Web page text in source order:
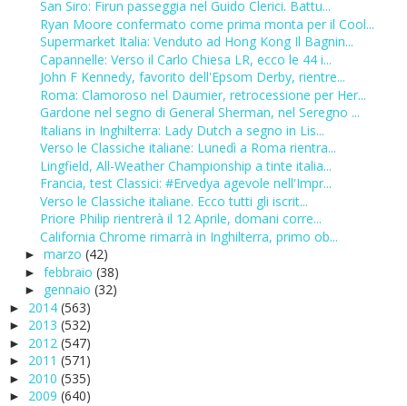
San Siro: Firun passeggia nel Guido Clerici. Battu...
Ryan Moore confermato come prima monta per il Cool...
Supermarket Italia: Venduto ad Hong Kong Il Bagnin...
Capannelle: Verso il Carlo Chiesa LR, ecco le 44 i...
John F Kennedy, favorito dell'Epsom Derby, rientre...
Roma: Clamoroso nel Daumier, retrocessione per Her...
Gardone nel segno di General Sherman, nel Seregno ...
Italians in Inghilterra: Lady Dutch a segno in Lis...
Verso le Classiche italiane: Lunedì a Roma rientra...
Lingfield, All-Weather Championship a tinte italia...
Francia, test Classici: #Ervedya agevole nell'Impr...
Verso le Classiche italiane. Ecco tutti gli iscrit...
Priore Philip rientrerà il 12 Aprile, domani corre...
California Chrome rimarrà in Inghilterra, primo ob...
► marzo (42)
► febbraio (38)
► gennaio (32)
► 2014 (563)
► 2013 (532)
► 2012 (547)
► 2011 (571)
► 2010 (535)
► 2009 (640)